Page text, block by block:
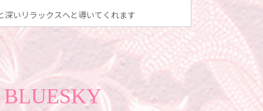
いリラックスへと導いてくれます
BLUESKY